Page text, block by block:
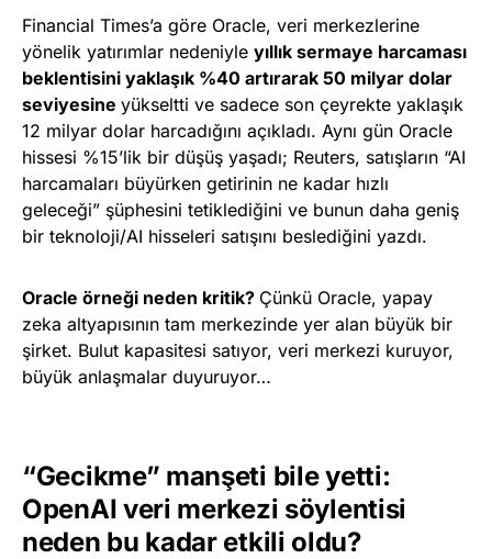
Financial Times’a göre Oracle, veri merkezlerine
yönelik yatırımlar nedeniyle yıllık sermaye harcaması
beklentisini yaklaşık %40 artırarak 50 milyar dolar
seviyesine yükseltti ve sadece son çeyrekte yaklaşık
12 milyar dolar harcadığını açıkladı. Aynı gün Oracle
hissesi %15’lik bir düşüş yaşadı; Reuters, satışların “AI
harcamaları büyürken getirinin ne kadar hızlı
geleceği” şüphesini tetiklediğini ve bunun daha geniş
bir teknoloji/AI hisseleri satışını beslediğini yazdı.
Oracle örneği neden kritik? Çünkü Oracle, yapay
zeka altyapısının tam merkezinde yer alan büyük bir
şirket. Bulut kapasitesi satıyor, veri merkezi kuruyor,
büyük anlaşmalar duyuruyor…
“Gecikme” manşeti bile yetti:
OpenAI veri merkezi söylentisi
neden bu kadar etkili oldu?